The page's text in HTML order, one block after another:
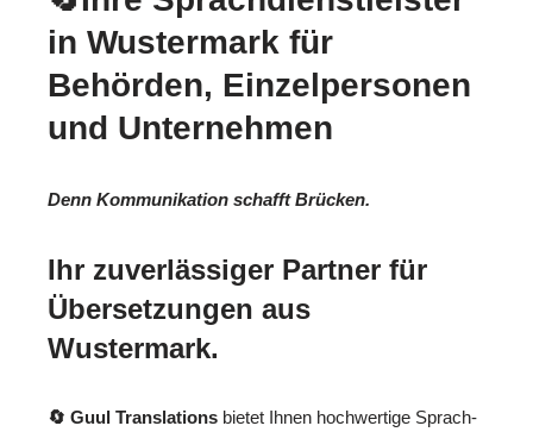
in Wustermark für
Behörden, Einzelpersonen
und Unternehmen
Denn Kommunikation schafft Brücken.
Ihr zuverlässiger Partner für
Übersetzungen aus
Wustermark.
🔄 Guul Translations bietet Ihnen hochwertige Sprach-